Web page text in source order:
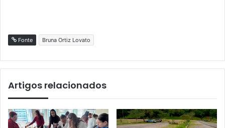
Fonte Bruna Ortiz Lovato
Artigos relacionados